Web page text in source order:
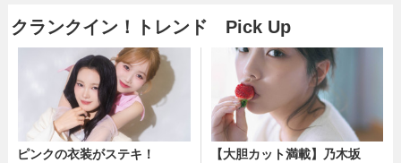
クランクイン！トレンド Pick Up
ピンクの衣装がステキ！
【大胆カット満載】乃木坂